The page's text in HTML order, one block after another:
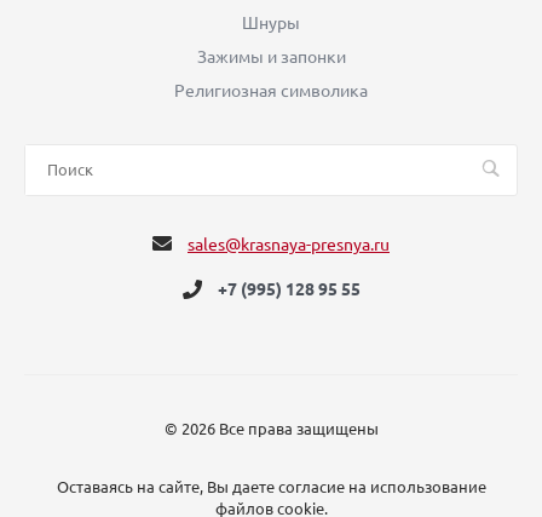
Шнуры
Зажимы и запонки
Религиозная символика
sales@krasnaya-presnya.ru
+7 (995) 128 95 55
© 2026 Все права защищены
Оставаясь на сайте, Вы даете согласие на использование
файлов cookie.